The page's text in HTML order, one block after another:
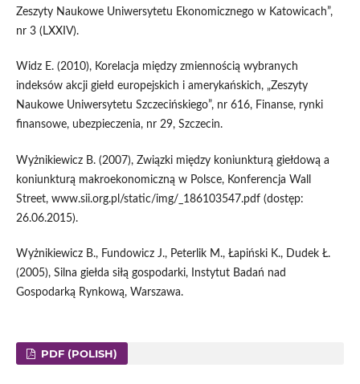
Zeszyty Naukowe Uniwersytetu Ekonomicznego w Katowicach”,
nr 3 (LXXIV).
Widz E. (2010), Korelacja między zmiennością wybranych
indeksów akcji giełd europejskich i ame­rykańskich, „Zeszyty
Naukowe Uniwersytetu Szczecińskiego”, nr 616, Finanse, rynki
finan­sowe, ubezpieczenia, nr 29, Szczecin.
Wyżnikiewicz B. (2007), Związki między koniunkturą giełdową a
koniunkturą makroekonomicz­ną w Polsce, Konferencja Wall
Street, www.sii.org.pl/static/img/_186103547.pdf (dostęp:
26.06.2015).
Wyżnikiewicz B., Fundowicz J., Peterlik M., Łapiński K., Dudek Ł.
(2005), Silna giełda siłą gospo­darki, Instytut Badań nad
Gospodarką Rynkową, Warszawa.
PDF (POLISH)